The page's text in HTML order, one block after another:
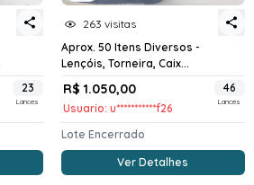
23
Lances
263 visitas
Aprox. 50 Itens Diversos -
Lençóis, Torneira, Caix...
R$ 1.050,00
Usuario: u***********f26
46
Lances
Lote Encerrado
Ver Detalhes